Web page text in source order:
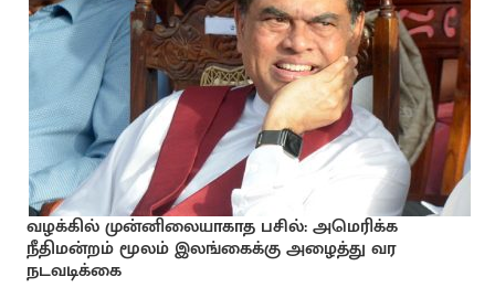
வழக்கில் முன்னிலையாகாத பசில்: அமெரிக்க
நீதிமன்றம் மூலம் இலங்கைக்கு அழைத்து வர
நடவடிக்கை